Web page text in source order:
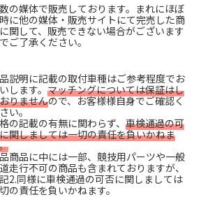
の媒体で販売しております。まれにほぼ
に他の媒体・販売サイトにて完売した商
関して、販売できない場合がございます
ご了承ください。
説明に記載の取付車種はご参考程度でお
します。 マッチングについては保証はし
りませんので、お客様様自身でご確認く
い。
の記載の有無に関わらず、 車検通過の可
関しましては一切の責任を負いかねま
商品に中には一部、競技用パーツや一般
走行不可の商品も含まれておりますが、
記2.同様に車検通過の可否に関しましては
の責任を負いかねます。